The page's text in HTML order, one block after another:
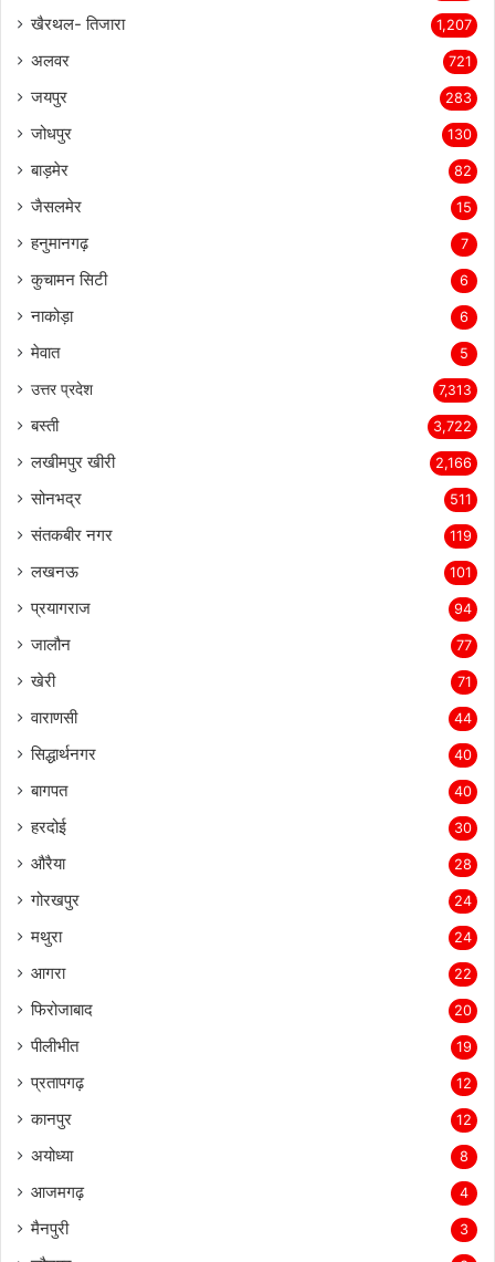
खैरथल- तिजारा 1,207
अलवर 721
जयपुर 283
जोधपुर 130
बाड़मेर 82
जैसलमेर 15
हनुमानगढ़ 7
कुचामन सिटी 6
नाकोड़ा 6
मेवात 5
उत्तर प्रदेश 7,313
बस्ती 3,722
लखीमपुर खीरी 2,166
सोनभद्र 511
संतकबीर नगर 119
लखनऊ 101
प्रयागराज 94
जालौन 77
खेरी 71
वाराणसी 44
सिद्धार्थनगर 40
बागपत 40
हरदोई 30
औरैया 28
गोरखपुर 24
मथुरा 24
आगरा 22
फिरोजाबाद 20
पीलीभीत 19
प्रतापगढ़ 12
कानपुर 12
अयोध्या 8
आजमगढ़ 4
मैनपुरी 3